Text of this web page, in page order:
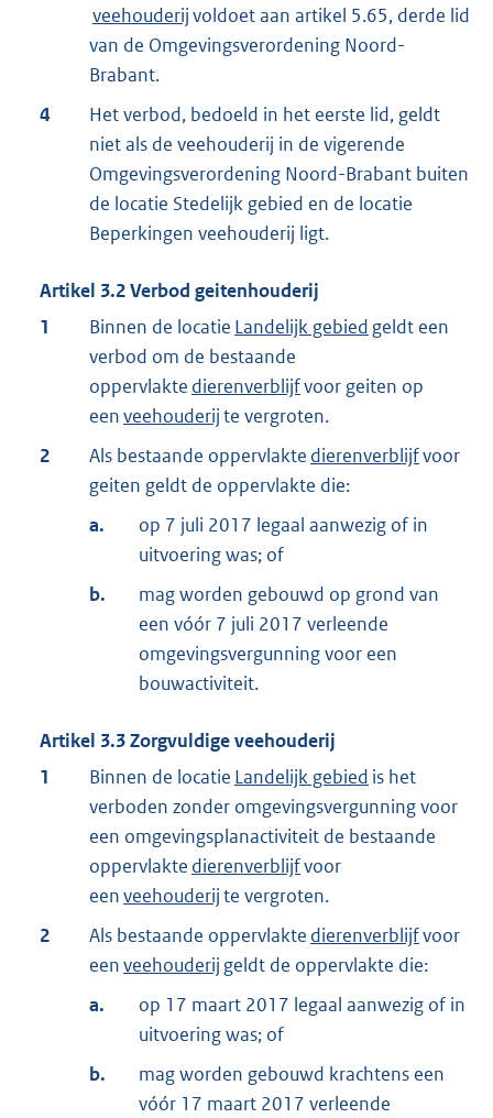
veehouderijvoldoet aan artikel 5.65, derde lid
van de Omgevingsverordening Noord-
Brabant.
4
Het verbod, bedoeld in het eerste lid, geldt
niet als de veehouderij in de vigerende
Omgevingsverordening Noord-Brabant buiten
de locatie Stedelijk gebied en de locatie
Beperkingen veehouderij ligt.
Artikel 3.2Verbod geitenhouderij
1
Binnen de locatie Landelijk gebied geldt een
verbod om de bestaande
oppervlakte dierenverblijfvoor geiten op
eenveehouderijte vergroten.
2
Als bestaande oppervlakte dierenverblijfvoor
geiten geldt de oppervlakte die:
a.
op 7 juli 2017 legaal aanwezig of in
uitvoering was; of
b.
mag worden gebouwd op grond van
een vóór 7 juli 2017 verleende
omgevingsvergunning voor een
bouwactiviteit.
Artikel 3.3Zorgvuldige veehouderij
1
Binnen de locatie Landelijk gebied is het
verboden zonder omgevingsvergunning voor
een omgevingsplanactiviteit de bestaande
oppervlakte dierenverblijfvoor
eenveehouderijte vergroten.
2
Als bestaande oppervlakte dierenverblijfvoor
eenveehouderij geldt de oppervlakte die:
a.
op 17 maart 2017 legaal aanwezig of in
uitvoering was; of
b.
mag worden gebouwd krachtens een
vóór 17 maart 2017 verleende